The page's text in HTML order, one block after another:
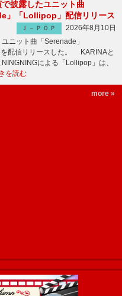
で披露したユニット曲
」「Lollipop」配信リリース
Ｊ－ＰＯＰ
2026年8月10日
ニット曲「Serenade」
を配信リリースした。 KARINAと
による「Lollipop」は、
を読む
more »